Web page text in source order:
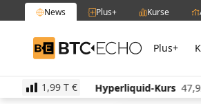
News Plus+ Kurse
BTC-ECHO Plus+
1,99 T €
-0.20% Hyperliquid-Kurs 47,92 € -0.20%